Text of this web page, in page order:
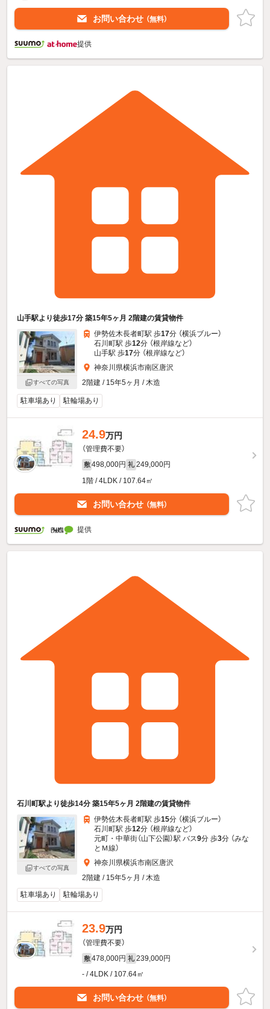
お問い合わせ （無料）
提供
山手駅より徒歩17分 築15年5ヶ月 2階建の賃貸物件
すべての写真
伊勢佐木長者町駅 歩17分 （横浜ブルー）
石川町駅 歩12分 （根岸線など）
山手駅 歩17分 （根岸線など）
神奈川県横浜市南区唐沢
2階建 / 15年5ヶ月 / 木造
駐車場あり 駐輪場あり
24.9万円
（管理費不要）
敷 498,000円 礼 249,000円
1階 / 4LDK / 107.64㎡
お問い合わせ （無料）
提供
石川町駅より徒歩14分 築15年5ヶ月 2階建の賃貸物件
すべての写真
伊勢佐木長者町駅 歩15分 （横浜ブルー）
石川町駅 歩12分 （根岸線など）
元町・中華街（山下公園）駅 バス9分 歩3分 （みな
とＭ線）
神奈川県横浜市南区唐沢
2階建 / 15年5ヶ月 / 木造
駐車場あり
駐輪場あり
23.9万円
（管理費不要）
敷 478,000円 礼 239,000円
- / 4LDK / 107.64㎡
お問い合わせ （無料）